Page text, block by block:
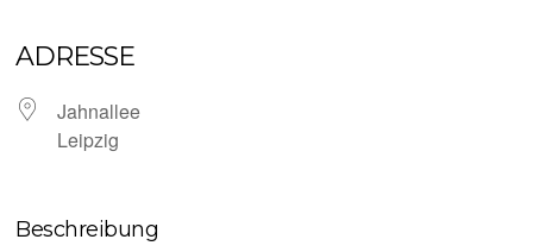
ADRESSE
Jahnallee
Leipzig
Beschreibung